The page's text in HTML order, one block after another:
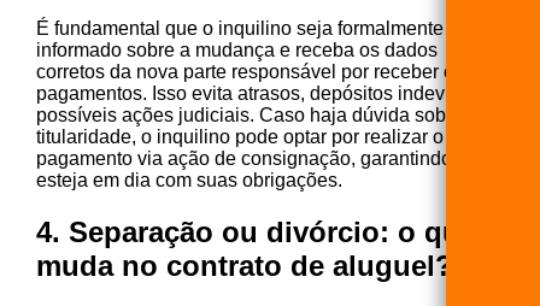
É fundamental que o inquilino seja formalmente
informado sobre a mudança e receba os dados
corretos da nova parte responsável por receber os
pagamentos. Isso evita atrasos, depósitos indevidos e
possíveis ações judiciais. Caso haja dúvida sobre a
titularidade, o inquilino pode optar por realizar o
pagamento via ação de consignação, garantindo que
esteja em dia com suas obrigações.
4. Separação ou divórcio: o que
muda no contrato de aluguel?